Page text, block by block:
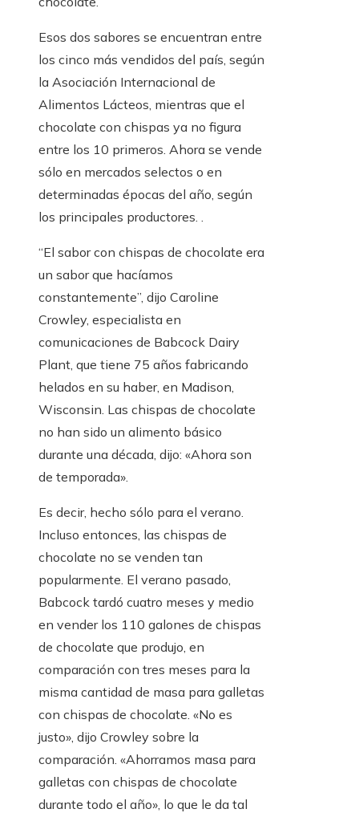
Esos dos sabores se encuentran entre
los cinco más vendidos del país, según
la Asociación Internacional de
Alimentos Lácteos, mientras que el
chocolate con chispas ya no figura
entre los 10 primeros. Ahora se vende
sólo en mercados selectos o en
determinadas épocas del año, según
los principales productores. .
“El sabor con chispas de chocolate era
un sabor que hacíamos
constantemente”, dijo Caroline
Crowley, especialista en
comunicaciones de Babcock Dairy
Plant, que tiene 75 años fabricando
helados en su haber, en Madison,
Wisconsin. Las chispas de chocolate
no han sido un alimento básico
durante una década, dijo: «Ahora son
de temporada».
Es decir, hecho sólo para el verano.
Incluso entonces, las chispas de
chocolate no se venden tan
popularmente. El verano pasado,
Babcock tardó cuatro meses y medio
en vender los 110 galones de chispas
de chocolate que produjo, en
comparación con tres meses para la
misma cantidad de masa para galletas
con chispas de chocolate. «No es
justo», dijo Crowley sobre la
comparación. «Ahorramos masa para
galletas con chispas de chocolate
durante todo el año», lo que le da tal